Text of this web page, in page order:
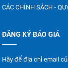
CÁC CHÍNH SÁCH -
ĐĂNG KÝ BÁO GIÁ
Hãy để địa chỉ email